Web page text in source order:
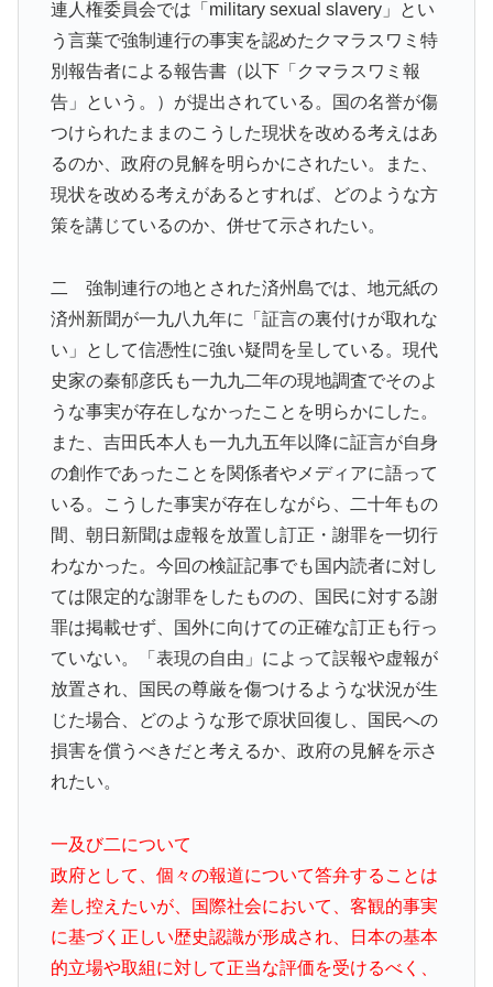
連人権委員会では「military sexual slavery」とい
う言葉で強制連行の事実を認めたクマラスワミ特
別報告者による報告書（以下「クマラスワミ報
告」という。）が提出されている。国の名誉が傷
つけられたままのこうした現状を改める考えはあ
るのか、政府の見解を明らかにされたい。また、
現状を改める考えがあるとすれば、どのような方
策を講じているのか、併せて示されたい。
二 強制連行の地とされた済州島では、地元紙の
済州新聞が一九八九年に「証言の裏付けが取れな
い」として信憑性に強い疑問を呈している。現代
史家の秦郁彦氏も一九九二年の現地調査でそのよ
うな事実が存在しなかったことを明らかにした。
また、吉田氏本人も一九九五年以降に証言が自身
の創作であったことを関係者やメディアに語って
いる。こうした事実が存在しながら、二十年もの
間、朝日新聞は虚報を放置し訂正・謝罪を一切行
わなかった。今回の検証記事でも国内読者に対し
ては限定的な謝罪をしたものの、国民に対する謝
罪は掲載せず、国外に向けての正確な訂正も行っ
ていない。「表現の自由」によって誤報や虚報が
放置され、国民の尊厳を傷つけるような状況が生
じた場合、どのような形で原状回復し、国民への
損害を償うべきだと考えるか、政府の見解を示さ
れたい。
一及び二について
政府として、個々の報道について答弁することは
差し控えたいが、国際社会において、客観的事実
に基づく正しい歴史認識が形成され、日本の基本
的立場や取組に対して正当な評価を受けるべく、